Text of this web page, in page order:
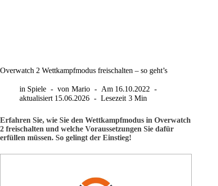
Overwatch 2 Wettkampfmodus freischalten – so geht’s
in Spiele von Mario Am 16.10.2022
aktualisiert 15.06.2026 Lesezeit 3 Min
Erfahren Sie, wie Sie den Wettkampfmodus in Overwatch
2 freischalten und welche Voraussetzungen Sie dafür
erfüllen müssen. So gelingt der Einstieg!